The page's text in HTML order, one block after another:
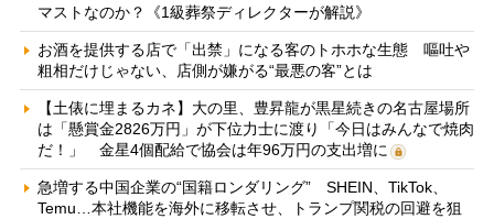
マストなのか？《1級葬祭ディレクターが解説》
お酒を提供する店で「出禁」になる客のトホホな生態 嘔吐や
粗相だけじゃない、店側が嫌がる“最悪の客”とは
【土俵に埋まるカネ】大の里、豊昇龍が黒星続きの名古屋場所
は「懸賞金2826万円」が下位力士に渡り「今日はみんなで焼肉
だ！」 金星4個配給で協会は年96万円の支出増に
急増する中国企業の“国籍ロンダリング” SHEIN、TikTok、
Temu…本社機能を海外に移転させ、トランプ関税の回避を狙